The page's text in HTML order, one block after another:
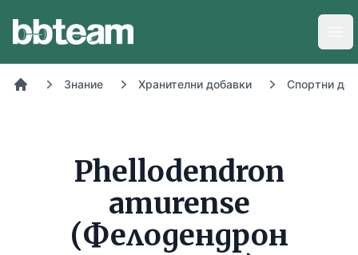
Знание Хранителни добавки Спортни
Phellodendron
amurense
(Фелодендрон